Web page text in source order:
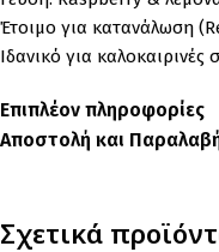
Έτοιμο για κατανάλωση
Ιδανικό για
Επιπλέον πληροφορίες
Αποστολή και
Σχετικά